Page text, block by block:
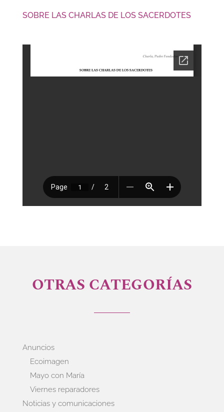
SOBRE LAS CHARLAS DE LOS SACERDOTES
OTRAS CATEGORÍAS
Anuncios
Ecoimagen
Mayo con María
Viernes reparadores
Noticias y comunicaciones